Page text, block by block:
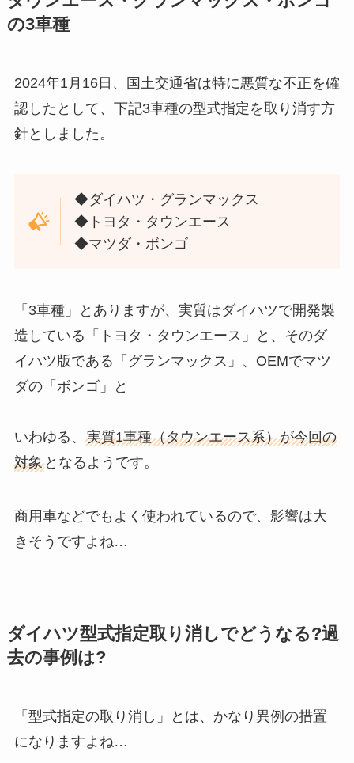
の3車種
2024年1月16日、国土交通省は特に悪質な不正を確
認したとして、下記3車種の型式指定を取り消す方
針としました。
◆ダイハツ・グランマックス
◆トヨタ・タウンエース
◆マツダ・ボンゴ
「3車種」とありますが、実質はダイハツで開発製
造している「トヨタ・タウンエース」と、そのダ
イハツ版である「グランマックス」、OEMでマツ
ダの「ボンゴ」と
いわゆる、 実質1車種（タウンエース系）が今回の
対象となるようです。
商用車などでもよく使われているので、影響は大
きそうですよね…
ダイハツ型式指定取り消しでどうなる?過
去の事例は?
「型式指定の取り消し」とは、かなり異例の措置
になりますよね…